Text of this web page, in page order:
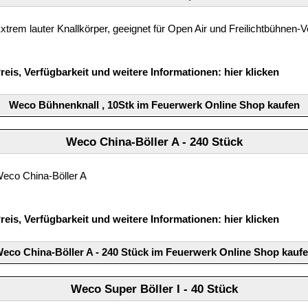
lauter Knallkörper, geeignet für Open Air und Freilichtbühnen-
Verfügbarkeit und weitere Informationen: hier klicken
Weco Bühnenknall , 10Stk im Feuerwerk Online Shop kaufen
Weco China-Böller A - 240 Stück
China-Böller A
Verfügbarkeit und weitere Informationen: hier klicken
China-Böller A - 240 Stück im Feuerwerk Online Shop
Weco Super Böller I - 40 Stück